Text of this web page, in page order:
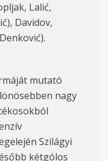
Lalić,
Davidov,
mutató
nagy
Szilágyi
kétgólos